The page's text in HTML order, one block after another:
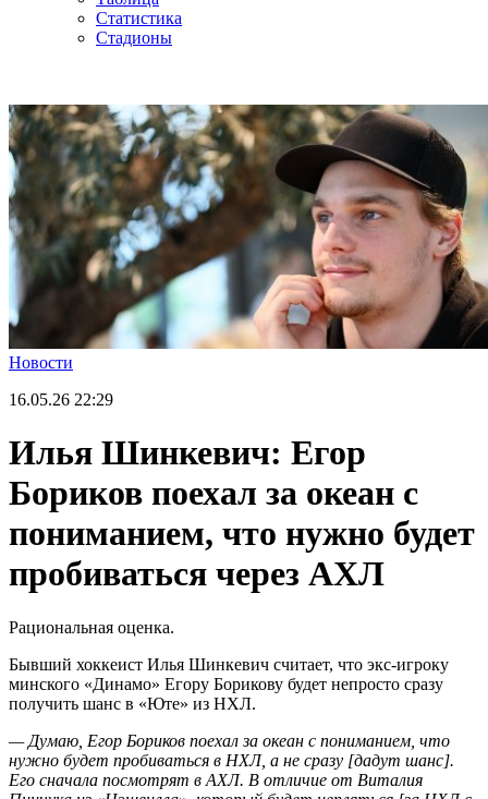
Статистика
Стадионы
Новости
16.05.26 22:29
Илья Шинкевич: Егор
Бориков поехал за океан с
пониманием, что нужно будет
пробиваться через АХЛ
Рациональная оценка.
Бывший хоккеист Илья Шинкевич считает, что экс-игроку
минского «Динамо» Егору Борикову будет непросто сразу
получить шанс в «Юте» из НХЛ.
— Думаю, Егор Бориков поехал за океан с пониманием, что
нужно будет пробиваться в НХЛ, а не сразу [дадут шанс].
Его сначала посмотрят в АХЛ. В отличие от Виталия